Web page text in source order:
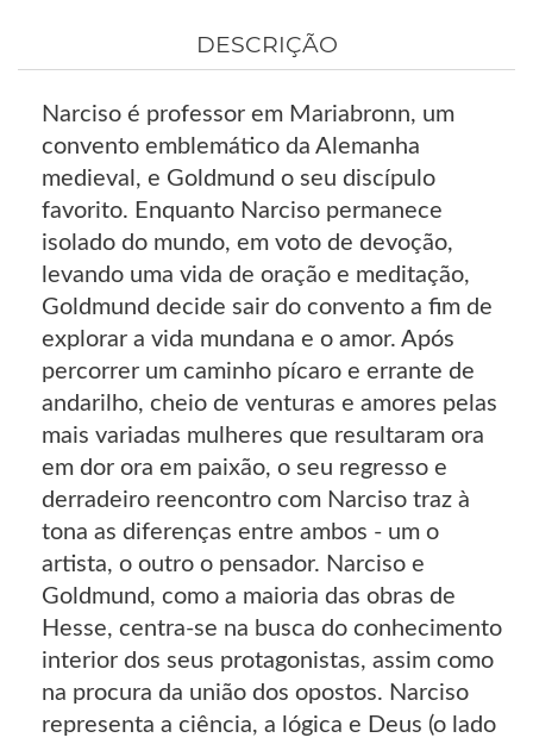
DESCRIÇÃO
Narciso é professor em Mariabronn, um
convento emblemático da Alemanha
medieval, e Goldmund o seu discípulo
favorito. Enquanto Narciso permanece
isolado do mundo, em voto de devoção,
levando uma vida de oração e meditação,
Goldmund decide sair do convento a fim de
explorar a vida mundana e o amor. Após
percorrer um caminho pícaro e errante de
andarilho, cheio de venturas e amores pelas
mais variadas mulheres que resultaram ora
em dor ora em paixão, o seu regresso e
derradeiro reencontro com Narciso traz à
tona as diferenças entre ambos - um o
artista, o outro o pensador. Narciso e
Goldmund, como a maioria das obras de
Hesse, centra-se na busca do conhecimento
interior dos seus protagonistas, assim como
na procura da união dos opostos. Narciso
representa a ciência, a lógica e Deus (o lado